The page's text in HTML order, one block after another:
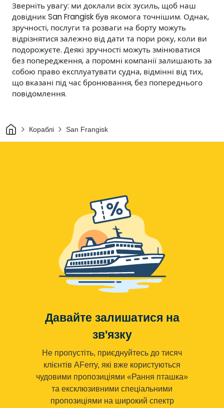
Зверніть увагу: ми доклали всіх зусиль, щоб наш
довідник San Frangisk був якомога точнішим. Однак,
зручності, послуги та розваги на борту можуть
відрізнятися залежно від дати та пори року, коли ви
подорожуєте. Деякі зручності можуть змінюватися
без попередження, а поромні компанії залишають за
собою право експлуатувати судна, відмінні від тих,
що вказані під час бронювання, без попереднього
повідомлення.
Дім Кораблі San Frangisk
Давайте залишатися на
зв'язку
Не пропустіть, приєднуйтесь до тисяч
клієнтів AFerry, які вже користуються
чудовими пропозиціями «Рання пташка»
та ексклюзивними спеціальними
пропозиціями на широкий спектр